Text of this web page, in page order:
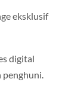
eksklusif
digital